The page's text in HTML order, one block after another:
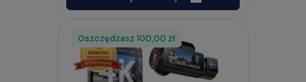
Oszczędzasz 100,00 zł
Rabat